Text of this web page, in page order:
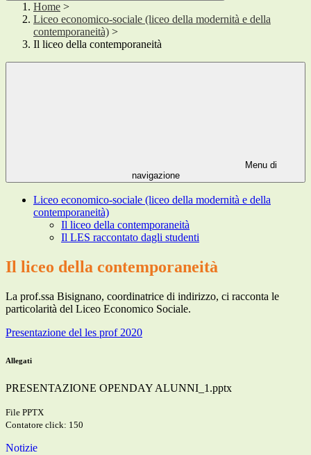
Home >
Liceo economico-sociale (liceo della modernità e della
contemporaneità) >
Il liceo della contemporaneità
Menu di
navigazione
Liceo economico-sociale (liceo della modernità e della
contemporaneità)
Il liceo della contemporaneità
Il LES raccontato dagli studenti
Il liceo della contemporaneità
La prof.ssa Bisignano, coordinatrice di indirizzo, ci racconta le
particolarità del Liceo Economico Sociale.
Presentazione del les prof 2020
Allegati
PRESENTAZIONE OPENDAY ALUNNI_1.pptx
File PPTX
Contatore click: 150
Notizie